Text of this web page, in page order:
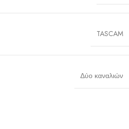
TASCAM
Δύο καναλιών